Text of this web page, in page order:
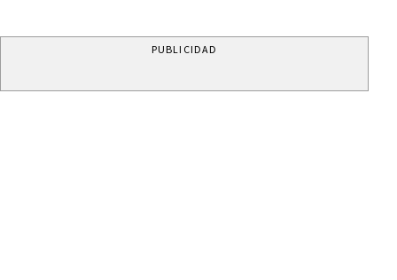
PUBLICIDAD